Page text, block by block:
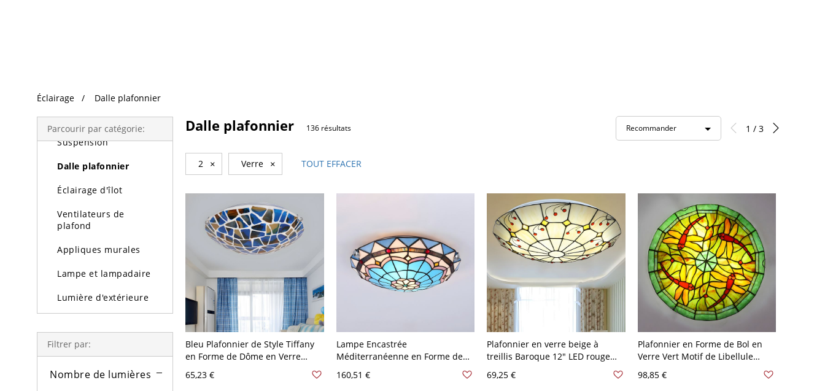
Éclairage Dalle plafonnier
Parcourir par catégorie:
Éclairage
Lustres
Suspension
Dalle plafonnier
Éclairage d'îlot
Ventilateurs de
plafond
Appliques murales
Lampe et lampadaire
Lumière d'extérieure
Filtrer par:
Nombre de lumières
Dalle plafonnier 136 résultats Recommander 1 / 3
2 × Verre × TOUT EFFACER
Bleu Plafonnier de Style Tiffany
en Forme de Dôme en Verre
Lampe Encastrée 12"/16"/19,5"
65,23 €
Lampe Encastrée
Méditerranéenne en Forme de
Dôme en Vitrail à 2/3/4 Lumières
Plafonnier pour Chambre - 110 V-
160,51 €
Plafonnier en verre beige à
treillis Baroque 12" LED rouge
69,25 €
Plafonnier en Forme de Bol en
Verre Vert Motif de Libellule
Lampe Encastrée Style Tiffany -
Vert 110 V-120 V 30,48 cm
98,85 €